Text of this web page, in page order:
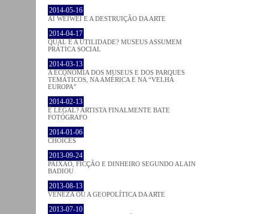
2014-05-16
AI WEIWEI E A DESTRUIÇÃO DA ARTE
2014-04-17
QUAL É A UTILIDADE? MUSEUS ASSUMEM
PRÁTICA SOCIAL
2014-03-13
A ECONOMIA DOS MUSEUS E DOS PARQUES
TEMÁTICOS, NA AMÉRICA E NA “VELHA
EUROPA”
2014-02-13
É LEGAL? ARTISTA FINALMENTE BATE
FOTÓGRAFO
2014-01-06
CHOICES
2013-09-24
PAIXÃO, FICÇÃO E DINHEIRO SEGUNDO ALAIN
BADIOU
2013-08-13
VENEZA OU A GEOPOLÍTICA DA ARTE
2013-07-10